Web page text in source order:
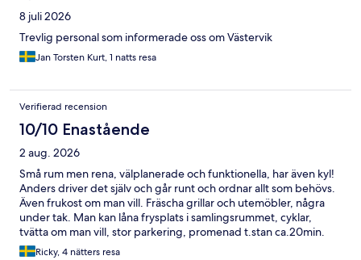
8 juli 2026
Trevlig personal som informerade oss om Västervik
Jan Torsten Kurt, 1 natts resa
Verifierad recension
10/10 Enastående
2 aug. 2026
Små rum men rena, välplanerade och funktionella, har även kyl!
Anders driver det själv och går runt och ordnar allt som behövs.
Även frukost om man vill. Fräscha grillar och utemöbler, några
under tak. Man kan låna frysplats i samlingsrummet, cyklar,
tvätta om man vill, stor parkering, promenad t.stan ca.20min.
Trevligt och bra på det mesta helt enkelt👍
Ricky, 4 nätters resa